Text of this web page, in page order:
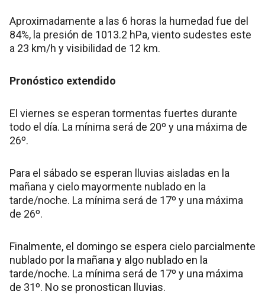
Aproximadamente a las 6 horas la humedad fue del
84%, la presión de 1013.2 hPa, viento sudestes este
a 23 km/h y visibilidad de 12 km.
Pronóstico extendido
El viernes se esperan tormentas fuertes durante
todo el día. La mínima será de 20º y una máxima de
26º.
Para el sábado se esperan lluvias aisladas en la
mañana y cielo mayormente nublado en la
tarde/noche. La mínima será de 17º y una máxima
de 26º.
Finalmente, el domingo se espera cielo parcialmente
nublado por la mañana y algo nublado en la
tarde/noche. La mínima será de 17º y una máxima
de 31º. No se pronostican lluvias.